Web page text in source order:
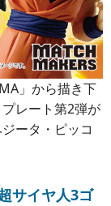
」から描き下
レート第2弾が
ータ・ピッコ
サイヤ人3ゴ